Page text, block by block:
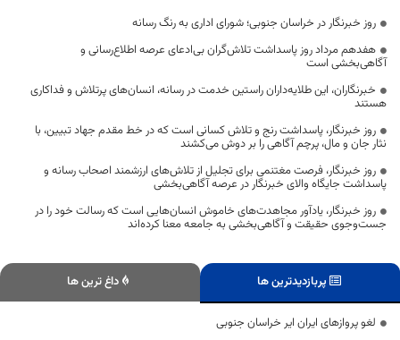
روز خبرنگار در خراسان جنوبی؛ شورای اداری به رنگ رسانه
هفدهم مرداد روز پاسداشت تلاش‌گران بی‌ادعای عرصه اطلاع‌رسانی و
آگاهی‌بخشی است
خبرنگاران، این طلایه‌داران راستین خدمت در رسانه، انسان‌های پرتلاش و فداکاری
هستند
روز خبرنگار، پاسداشت رنج و تلاش کسانی است که در خط مقدم جهاد تبیین، با
نثار جان و مال، پرچم آگاهی را بر دوش می‌کشند
روز خبرنگار، فرصت مغتنمی برای تجلیل از تلاش‌های ارزشمند اصحاب رسانه و
پاسداشت جایگاه والای خبرنگار در عرصه آگاهی‌بخشی
روز خبرنگار، یادآور مجاهدت‌های خاموش انسان‌هایی است که رسالت خود را در
جست‌وجوی حقیقت و آگاهی‌بخشی به جامعه معنا کرده‌اند
پربازدیدترین ها داغ ترین ها
لغو پروازهای ایران ایر خراسان جنوبی